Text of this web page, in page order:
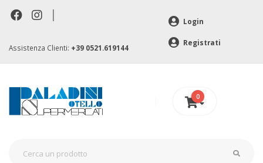
|
Assistenza Clienti: +39 0521.619144
Login
Registrati
0